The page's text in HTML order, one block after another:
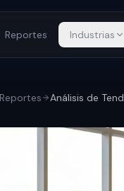
Reportes Industrias
Reportes